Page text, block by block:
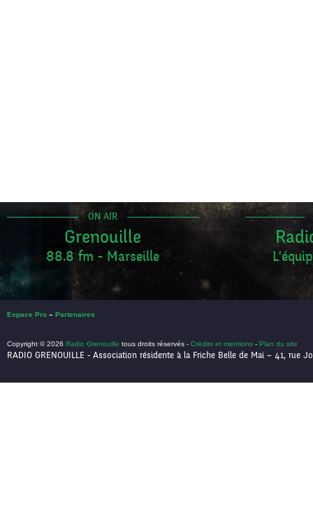
ON AIR
Grenouille
88.8 fm - Marseille
Espace Pro – Partenaires
Copyright © 2026 Radio Grenouille tous droits réservés - Crédits et mentions - Plan du site
RADIO GRENOUILLE - Association résidente à la Friche Belle de Mai – 41, rue